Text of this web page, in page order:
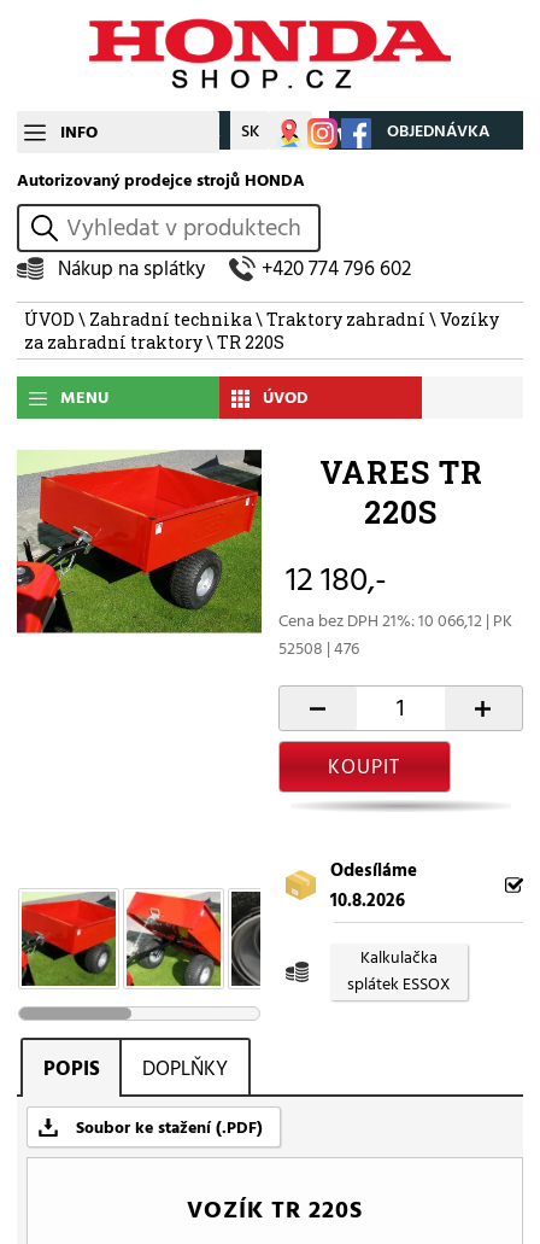
INFO CZ SK Můj účet OBJEDNÁVKA
Autorizovaný prodejce strojů HONDA
vyhledat
Nákup na splátky +420 774 796 602
ÚVOD \ Zahradní technika\Traktory zahradní \Vozíky
za zahradní traktory\ TR 220S
MENU ÚVOD
VARES TR
220S
12 180,-
Cena bez DPH 21%: 10 066,12 | PK
52508 | 476
- +
KOUPIT
Odesíláme
10.8.2026
Kalkulačka
splátek ESSOX
POPIS DOPLŇKY
Soubor ke stažení (.PDF)
VOZÍK TR 220S